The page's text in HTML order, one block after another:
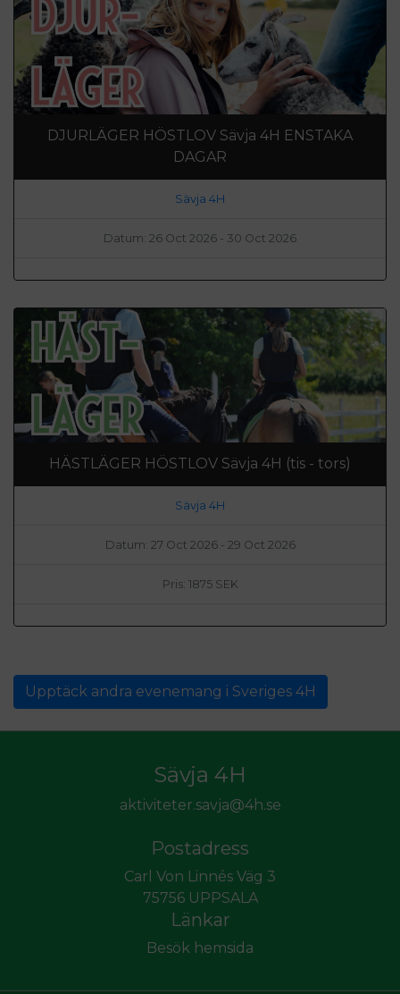
DJURLÄGER HÖSTLOV Sävja 4H ENSTAKA
DAGAR
Sävja 4H
Datum: 26 Oct 2026 - 30 Oct 2026
HÄSTLÄGER HÖSTLOV Sävja 4H (tis - tors)
Sävja 4H
Datum: 27 Oct 2026 - 29 Oct 2026
Pris: 1875 SEK
Upptäck andra evenemang i Sveriges 4H
Sävja 4H
aktiviteter.savja@4h.se
Postadress
Carl Von Linnés Väg 3
75756 UPPSALA
Länkar
Besök hemsida